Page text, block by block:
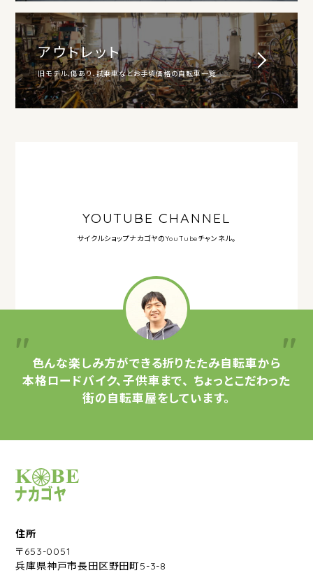
アウトレット
旧モデル、傷あり、試乗車などお手頃価格の自転車一覧
YOUTUBE CHANNEL
サイクルショップナカゴヤのYouTubeチャンネル。
色んな楽しみ方ができる折りたたみ自転車から
本格ロードバイク、子供車まで、 ちょっとこだわった
街の自転車屋をしています。
サイクルショップナカゴヤ
住所
〒653-0051
兵庫県神戸市長田区野田町5-3-8